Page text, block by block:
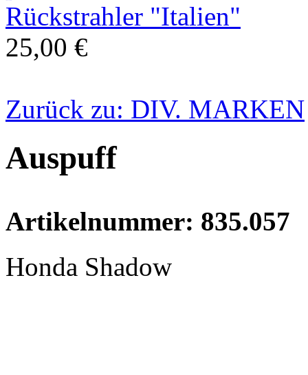
klassische Vespa
Rückstrahler "Italien"
25,00 €
Zurück zu: DIV. MARKEN
Auspuff
Artikelnummer: 835.057
Honda Shadow